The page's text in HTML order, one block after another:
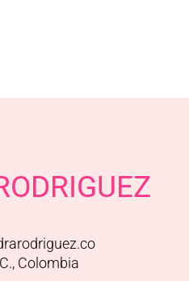
Colombia